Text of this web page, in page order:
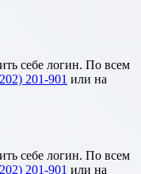
себе логин. По всем
201-901 или на
себе логин. По всем
201-901 или на